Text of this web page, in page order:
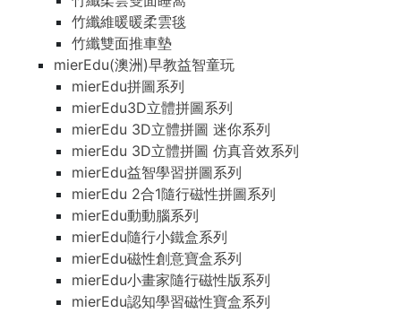
竹纖維暖暖柔雲毯
竹纖雙面推車墊
mierEdu(澳洲)早教益智童玩
mierEdu拼圖系列
mierEdu3D立體拼圖系列
mierEdu 3D立體拼圖 迷你系列
mierEdu 3D立體拼圖 仿真音效系列
mierEdu益智學習拼圖系列
mierEdu 2合1隨行磁性拼圖系列
mierEdu動動腦系列
mierEdu隨行小鐵盒系列
mierEdu磁性創意寶盒系列
mierEdu小畫家隨行磁性版系列
mierEdu認知學習磁性寶盒系列